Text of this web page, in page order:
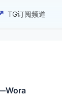
TG订阅频道